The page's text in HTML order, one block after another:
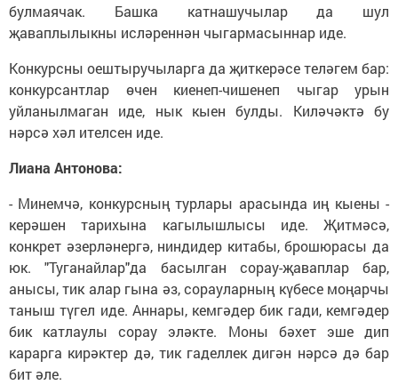
булмаячак. Башка катнашучылар да шул
җаваплылыкны исләреннән чыгармасыннар иде.
Конкурсны оештыручыларга да җиткерәсе теләгем бар:
конкурсантлар өчен киенеп-чишенеп чыгар урын
уйланылмаган иде, нык кыен булды. Киләчәктә бу
нәрсә хәл ителсен иде.
Лиана Антонова:
- Минемчә, конкурсның турлары арасында иң кыены -
керәшен тарихына кагылышлысы иде. Җитмәсә,
конкрет әзерләнергә, ниндидер китабы, брошюрасы да
юк. "Туганайлар"да басылган сорау-җаваплар бар,
анысы, тик алар гына әз, сорауларның күбесе моңарчы
таныш түгел иде. Аннары, кемгәдер бик гади, кемгәдер
бик катлаулы сорау эләкте. Моны бәхет эше дип
карарга кирәктер дә, тик гаделлек дигән нәрсә дә бар
бит әле.